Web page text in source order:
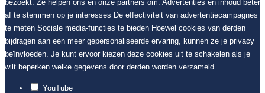
bezoekt. Ze helpen ons en onze partners om: Advertenties en inhoud beter
af te stemmen op je interesses De effectiviteit van advertentiecampagnes
te meten Sociale media-functies te bieden Hoewel cookies van derden
bijdragen aan een meer gepersonaliseerde ervaring, kunnen ze je privacy
beïnvloeden. Je kunt ervoor kiezen deze cookies uit te schakelen als je
wilt beperken welke gegevens door derden worden verzameld.
YouTube